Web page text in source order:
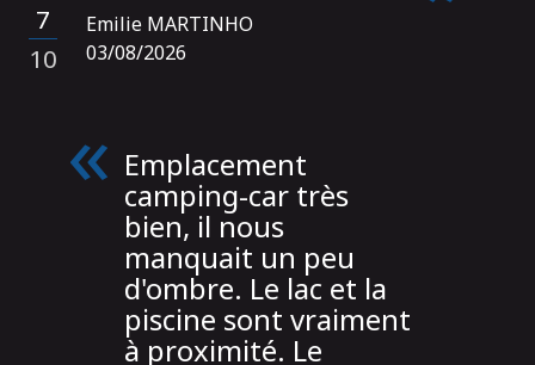
7
/
10
Emilie MARTINHO
03/08/2026
Emplacement
camping-car très
bien, il nous
manquait un peu
d'ombre. Le lac et la
piscine sont vraiment
à proximité. Le